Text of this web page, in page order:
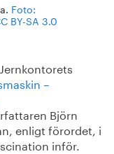
Foto:
BY-SA 3.0
–
Björn
enligt förordet, i
inför.